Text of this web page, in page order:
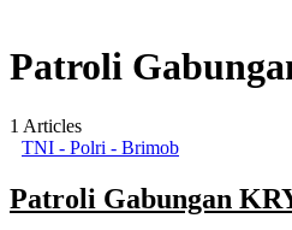
Patroli
1 Articles
TNI - Polri - Brimob
Patroli Gabungan